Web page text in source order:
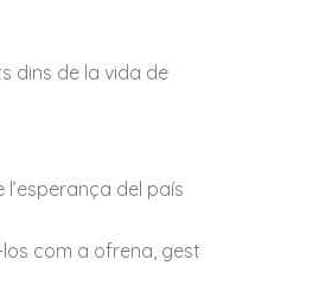
dins de la vida de
del país
com a ofrena, gest